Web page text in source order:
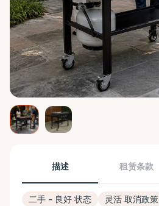
描述 租赁条款
二手 - 良好 状态 灵活 取消政策